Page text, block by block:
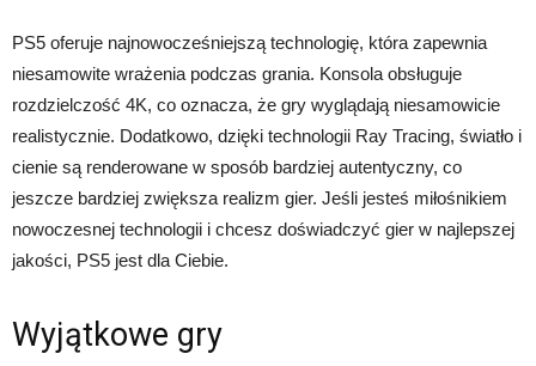
PS5 oferuje najnowocześniejszą technologię, która zapewnia
niesamowite wrażenia podczas grania. Konsola obsługuje
rozdzielczość 4K, co oznacza, że ​​gry wyglądają niesamowicie
realistycznie. Dodatkowo, dzięki technologii Ray Tracing, światło i
cienie są renderowane w sposób bardziej autentyczny, co
jeszcze bardziej zwiększa realizm gier. Jeśli jesteś miłośnikiem
nowoczesnej technologii i chcesz doświadczyć gier w najlepszej
jakości, PS5 jest dla Ciebie.
Wyjątkowe gry